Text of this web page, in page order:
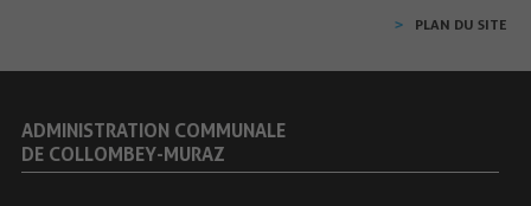
PLAN DU SITE
ADMINISTRATION COMMUNALE
DE COLLOMBEY-MURAZ